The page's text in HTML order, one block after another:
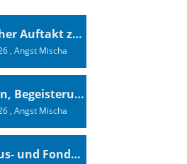
Erfolgreicher Auftakt zur Swiss Sailing Challenge League 2026
, Angst Mischa
Inspiration, Begeisterung - Ein Vortrag von Vendée-Globe-Finisher Oliver Heer
, Angst Mischa
Samichlaus- und Fonduabend